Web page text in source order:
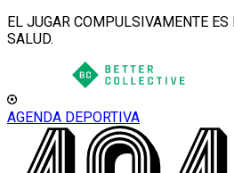
EL JUGAR COMPULSIVAMENTE
SALUD.
AGENDA DEPORTIVA